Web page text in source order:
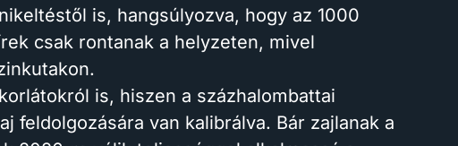
is, hangsúlyozva, hogy az 1000
csak rontanak a helyzeten, mivel
is, hiszen a százhalombattai
feldolgozására van kalibrálva. Bár zajlanak a